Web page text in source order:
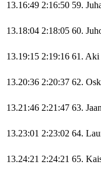
13.16:49 2:16:50 59.
13.18:04 2:18:05 60.
13.19:15 2:19:16 61. Aki
13.20:36 2:20:37 62.
13.21:46 2:21:47 63.
13.23:01 2:23:02 64.
13.24:21 2:24:21 65.